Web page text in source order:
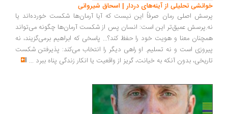
تحلیلی از آینه‌های دردار | اسحاق شیروانی
اصلی رمان صرفاً این نیست که آیا آرمان‌ها شکست خورده‌اند یا
عمیق‌تر این است: انسان پس از شکست آرمان‌ها چگونه می‌تواند
معنا و هویت خود را حفظ کند؟... پاسخی که ابراهیم برمی‌گزیند، نه
است و نه تسلیم. او راهی دیگر را انتخاب می‌کند: پذیرفتن شکست
بدون آنکه به خیانت، گریز از واقعیت یا انکار زندگی پناه ببرد...